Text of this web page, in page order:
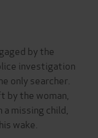
by the
investigation
only searcher.
the woman,
missing child,
wake.